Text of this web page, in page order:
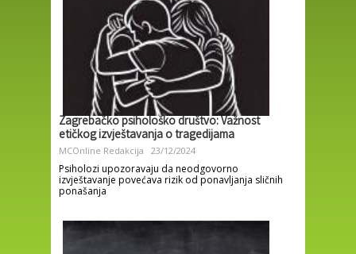
Zagrebačko psihološko društvo: Važnost
etičkog izvještavanja o tragedijama
MCOnline Redakcija 23/12/2024
Psiholozi upozoravaju da neodgovorno
izvještavanje povećava rizik od ponavljanja sličnih
ponašanja